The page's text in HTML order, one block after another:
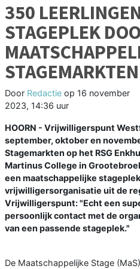
350
STAGEPLEK
STAGEMARKTEN
Door Redactie op 16 november
2023, 14:36 uur
HOORN - Vrijwilligerspunt
september, oktober en
Stagemarkten op het RSG
Martinus College in
een maatschappelijke
vrijwilligersorganisatie uit de
Vrijwilligerspunt: "Echt een
persoonlijk contact met de
van een passende stageplek."
De Maatschappelijke Stage